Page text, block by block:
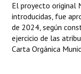
El proyecto original
introducidas, fue
de 2024, según
ejercicio de las
Carta Orgánica